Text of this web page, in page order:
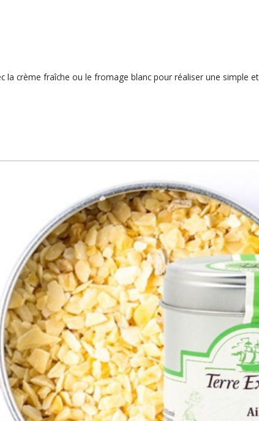
crème fraîche ou le fromage blanc pour réaliser une simple et